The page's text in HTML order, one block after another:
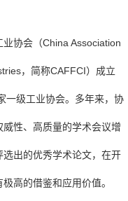
协会（China Association
，简称CAFFCI）成立
一级工业协会。多年来，协
性、高质量的学术会议增
出的优秀学术论文，在开
高的借鉴和应用价值。